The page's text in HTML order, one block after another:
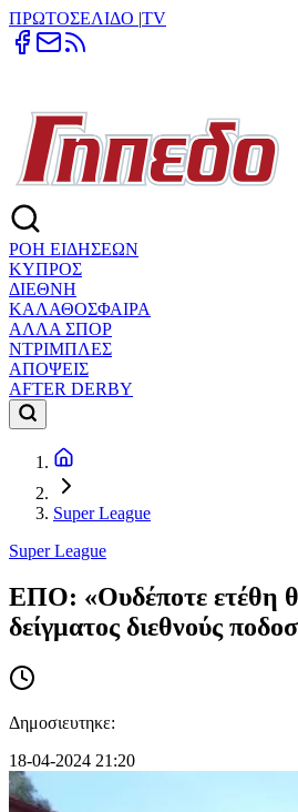
ΠΡΩΤΟΣΕΛΙΔΟ |TV
ΡΟΗ ΕΙΔΗΣΕΩΝ
ΚΥΠΡΟΣ
ΔΙΕΘΝΗ
ΚΑΛΑΘΟΣΦΑΙΡΑ
ΑΛΛΑ ΣΠΟΡ
ΝΤΡΙΜΠΛΕΣ
ΑΠΟΨΕΙΣ
AFTER DERBY
Super League
Super League
ΕΠΟ: «Oυδέποτε ετέθη
δείγματος διεθνούς
Δημοσιευτηκε:
18-04-2024 21:20